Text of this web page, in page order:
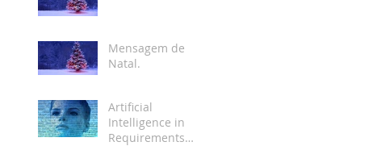
Mensagem de
Natal.
Artificial
Intelligence in
Requirements